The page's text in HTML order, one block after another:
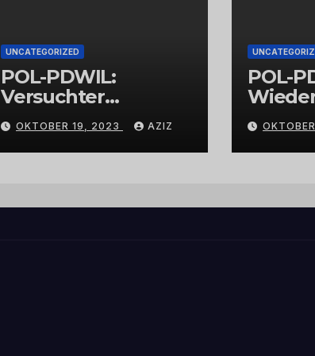
UNCATEGORIZED
POL-PDWIL:
Versuchter
Einbruch im
Gewerbegebiet
Wittlich
OKTOBER 19, 2023 AZIZ
POL-